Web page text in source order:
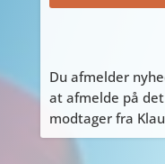
Du afmelder
at afmelde på
modtager fra